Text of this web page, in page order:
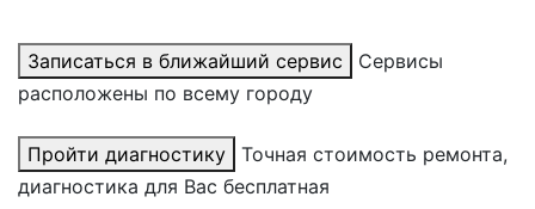
Записаться в ближайший сервис
Сервисы
расположены по всему городу
Пройти диагностику
Точная стоимость ремонта,
диагностика для Вас бесплатная